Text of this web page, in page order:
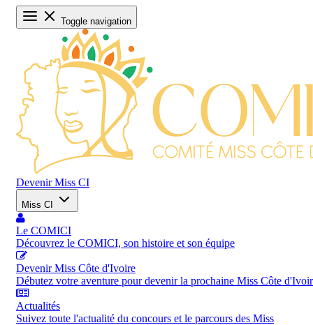
Toggle navigation
Devenir Miss CI
Miss CI
Le COMICI
Découvrez le COMICI, son histoire et son équipe
Devenir Miss Côte d'Ivoire
Débutez votre aventure pour devenir la prochaine Miss Côte
Actualités
Suivez toute l'actualité du concours et le parcours des Miss